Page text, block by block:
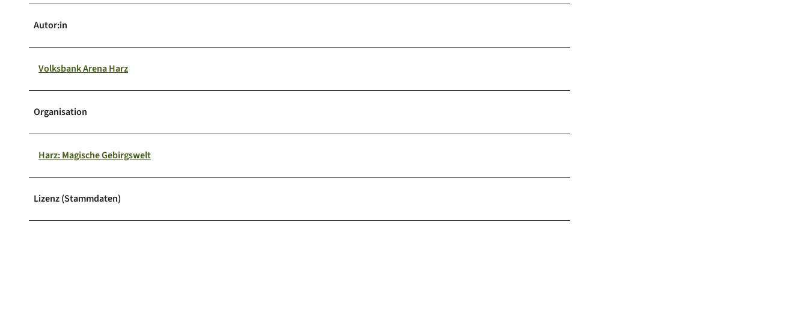
Autor:in
Volksbank Arena Harz
Organisation
Harz: Magische Gebirgswelt
Lizenz (Stammdaten)